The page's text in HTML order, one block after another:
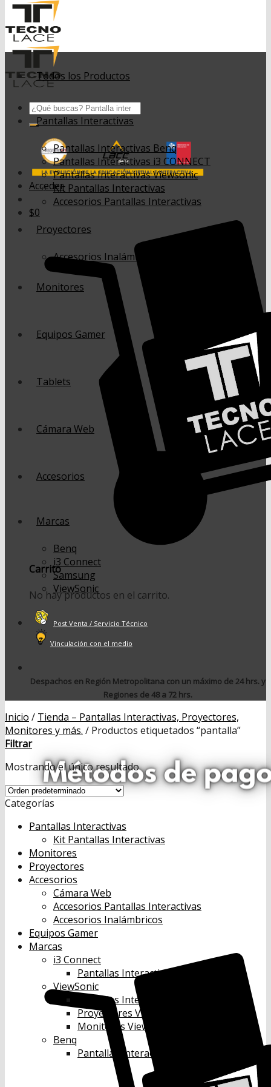
Buscar
por:
Acceder
$0
Carrito
No hay productos en el carrito.
Todos los Productos
Pantallas Interactivas
Pantallas Interactivas Benq
Pantallas Interactivas i3 CONNECT
Pantallas Interactivas Viewsonic
Kit Pantallas Interactivas
Accesorios Pantallas Interactivas
Proyectores
Accesorios Inalámbricos
Monitores
Equipos Gamer
Tablets
Cámara Web
Accesorios
Marcas
Benq
i3 Connect
Samsung
ViewSonic
Post Venta / Servicio Técnico
Vinculación con el medio
Despachos en Región Metropolitana con un máximo de 24 hrs. y
Regiones de 48 a 72 hrs.
Inicio / Tienda – Pantallas Interactivas, Proyectores,
Monitores y más. / Productos etiquetados “pantalla”
Filtrar
Mostrando el único resultado
Categorías
Pantallas Interactivas
Kit Pantallas Interactivas
Monitores
Proyectores
Accesorios
Cámara Web
Accesorios Pantallas Interactivas
Accesorios Inalámbricos
Equipos Gamer
Marcas
i3 Connect
Pantallas Interactivas i3 Connect
ViewSonic
Pantallas Interactivas Viewsonic
Proyectores Viewsonic
Monitores Viewsonic
Benq
Pantallas Interactivas Benq